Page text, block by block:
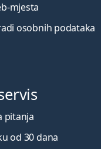
mjesta
osobnih podataka
pitanja
od 30 dana